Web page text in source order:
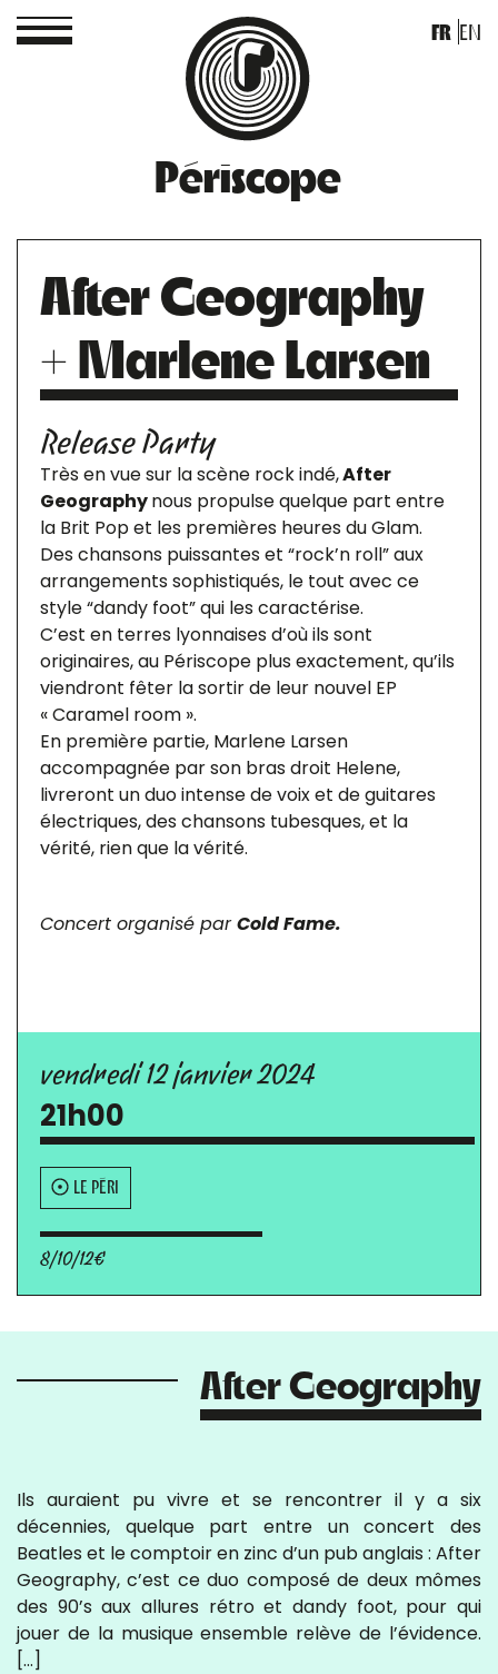
Périscope
FR EN
After Geography
+ Marlene Larsen
Release Party
Très en vue sur la scène rock indé,After
Geographynous propulse quelque part entre
la Brit Pop et les premières heures du Glam.
Des chansons puissantes et “rock’n roll” aux
arrangements sophistiqués, le tout avec ce
style “dandy foot” qui les caractérise.
C’est en terres lyonnaises d’où ils sont
originaires, au Périscope plus exactement, qu’ils
viendront fêter la sortir de leur nouvel EP
« Caramel room ».
En première partie, Marlene Larsen
accompagnée par son bras droit Helene,
livreront un duo intense de voix et de guitares
électriques, des chansons tubesques, et la
vérité, rien que la vérité.
Concert organisé parCold Fame.
vendredi 12 janvier 2024
21h00
LE PÉRI
8/10/12€
After Geography
Ils auraient pu vivre et se rencontrer il y a six
décennies, quelque part entre un concert des
Beatles et le comptoir en zinc d’un pub anglais : After
Geography, c’est ce duo composé de deux mômes
des 90’s aux allures rétro et dandy foot, pour qui
jouer de la musique ensemble relève de l’évidence.
[…]